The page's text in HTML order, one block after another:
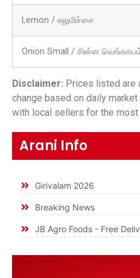
Lemon / எலுமிச்சை
Onion Small / சின்ன
Disclaimer: Prices listed are
change based on daily
with local sellers for the most
Arani Info
Girivalam 2026
Breaking News
JB Agro Foods - Free